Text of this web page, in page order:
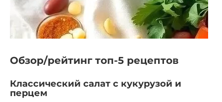
Обзор/рейтинг топ-5 рецептов
Классический салат с кукурузой и
перцем